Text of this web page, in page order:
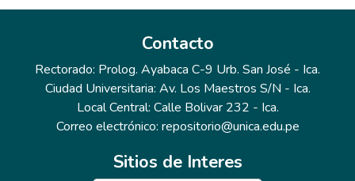
Contacto
Rectorado: Prolog. Ayabaca C-9 Urb. San José - Ica.
Ciudad Universitaria: Av. Los Maestros S/N - Ica.
Local Central: Calle Bolivar 232 - Ica.
Correo electrónico: repositorio@unica.edu.pe
Sitios de Interes